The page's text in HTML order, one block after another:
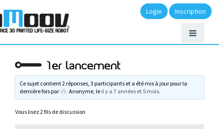
Login Inscription
1er lancement
Ce sujet contient 2 réponses, 3 participants et a été mis à jour pour la
dernière fois par
Anonyme, le il y a 7 années et 5 mois.
Vous lisez 2 fils de discussion